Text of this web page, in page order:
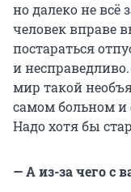
но далеко не всё
человек вправе
постараться
и
мир такой
самом больном и
Надо хотя бы
— А из-за чего с